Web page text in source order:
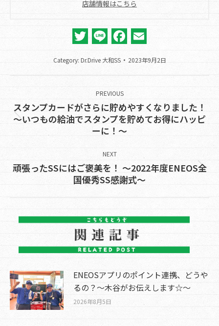
店舗情報はこちら
Twitter
LineFacebook
Category: Dr.Drive 大和SS 2023年9月2日
PREVIOUS
Previous
post:
スタンプカードがさらに貯めやすくなりました！
～いつもの給油でスタンプを貯めてお得にハッピ
ーに！～
NEXT
Next
post:
頑張ったSSにはご褒美を！ ～2022年度ENEOS全
国優秀SS感謝式～
ENEOSアプリのポイント連携、どうや
るの？～木谷がお伝えします☆～
2026年8月5日